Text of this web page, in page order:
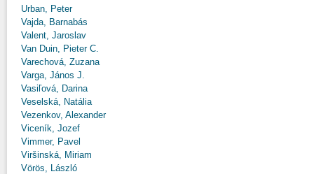
Urban, Peter
Vajda, Barnabás
Valent, Jaroslav
Van Duin, Pieter C.
Varechová, Zuzana
Varga, János J.
Vasiľová, Darina
Veselská, Natália
Vezenkov, Alexander
Viceník, Jozef
Vimmer, Pavel
Viršinská, Miriam
Vörös, László